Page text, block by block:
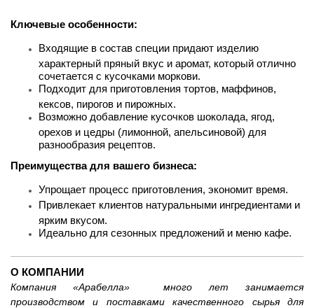
Ключевые особенности:
Входящие в состав специи придают изделию
характерный пряный вкус и аромат, который отлично
сочетается с кусочками моркови.
Подходит для приготовления тортов, маффинов,
кексов, пирогов и пирожных.
Возможно добавление кусочков шоколада, ягод,
орехов и цедры (лимонной, апельсиновой) для
разнообразия рецептов.
Преимущества для вашего бизнеса:
Упрощает процесс приготовления, экономит время.
Привлекает клиентов натуральными ингредиентами и
ярким вкусом.
Идеально для сезонных предложений и меню кафе.
О КОМПАНИИ
Компания «Арабелла» много лет занимается
производством и поставками качественного сырья для